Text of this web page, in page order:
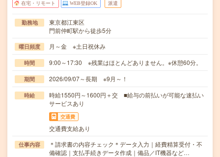
在宅・リモート WEB登録OK 派遣
勤務地
東京都江東区
門前仲町駅から徒歩5分
曜日頻度 月～金 ※土日祝休み
時間 9:00～17:30 ※残業はほとんどありません。※休憩60分。
期間 2026/09/07～長期 ※9月～！
時給
時給1550円～1600円＋交 ■給与の前払いが可能な速払い
サービスあり
交通費
交通費支給あり
仕事内容
＊請求書の内容チェック＊データ入力｜経費精算受付・不
備確認｜支払手続きデータ作成｜備品／IT機器など…